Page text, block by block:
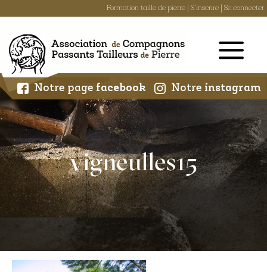
Formation taille de pierre S'inscrire Se connecter
content
Notre page facebook Notre instagram
vigneulles15